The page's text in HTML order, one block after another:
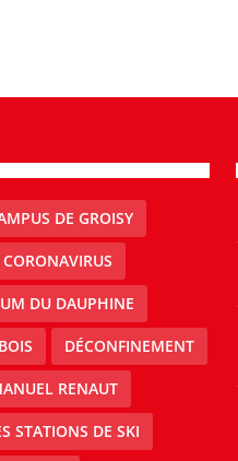
DE GROISY
CORONAVIRUS
DU DAUPHINE
DÉCONFINEMENT
RENAUT
STATIONS DE SKI